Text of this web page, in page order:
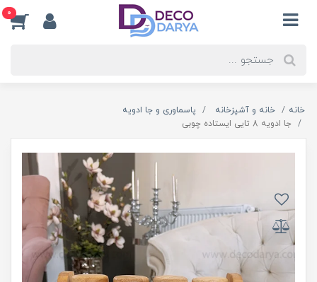
0
خانه خانه و آشپزخانه
پاسماوری و جا ادویه
جا ادویه 8 تایی ایستاده چوبی